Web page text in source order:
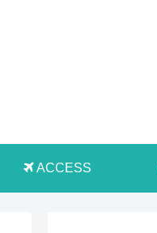
ACCESS